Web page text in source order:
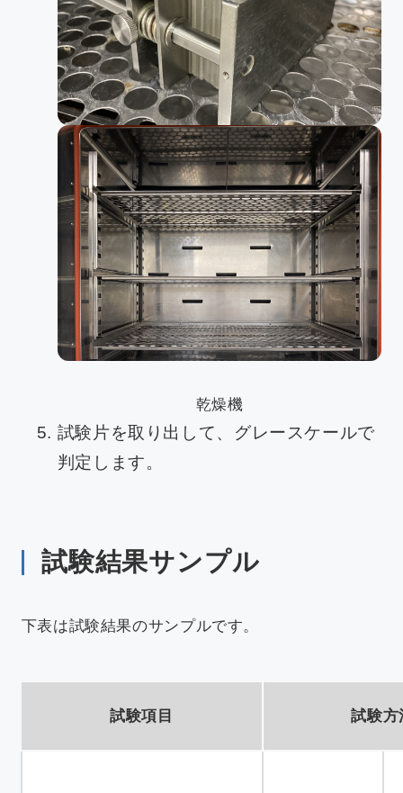
乾燥機
試験片を取り出して、グレースケールで
判定します。
試験結果サンプル
下表は試験結果のサンプルです。
試験項目 試験方